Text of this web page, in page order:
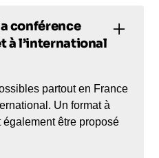
conférence
à l’international
partout en France
Un format à
être proposé